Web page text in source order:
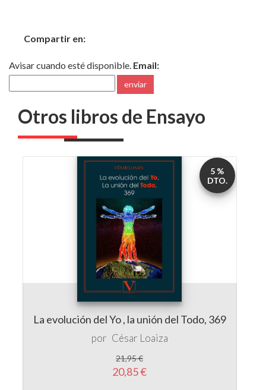
Compartir en:
Avisar cuando esté disponible. Email:
enviar
Otros libros de Ensayo
La evolución del Yo , la unión del Todo, 369
por César Loaiza
21,95 €
20,85 €
5 %
DTO.